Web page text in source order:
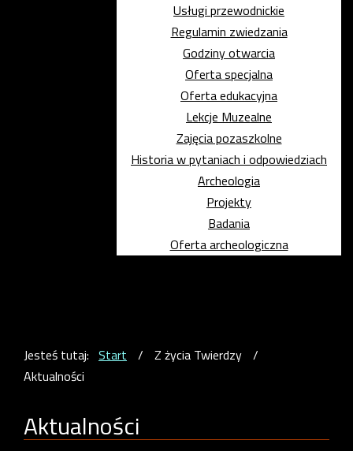
Usługi przewodnickie
Regulamin zwiedzania
Godziny otwarcia
Oferta specjalna
Oferta edukacyjna
Lekcje Muzealne
Zajęcia pozaszkolne
Historia w pytaniach i odpowiedziach
Archeologia
Projekty
Badania
Oferta archeologiczna
Jesteś tutaj: Start / Z życia Twierdzy /
Aktualności
Aktualności